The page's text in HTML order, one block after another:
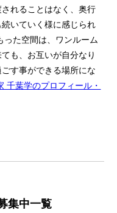
れることはなく、奥行
いていく様に感じられ
った空間は、ワンルーム
も、お互いが自分なり
す事ができる場所にな
千葉学のプロフィール・
集中一覧